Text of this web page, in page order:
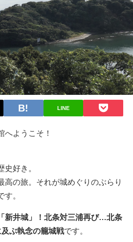
LINE
へようこそ！
史好き。
高の旅。それが城めぐりのぶらり
す。
新井城」！北条対三浦再び…北条
ぶ執念の籠城戦です。